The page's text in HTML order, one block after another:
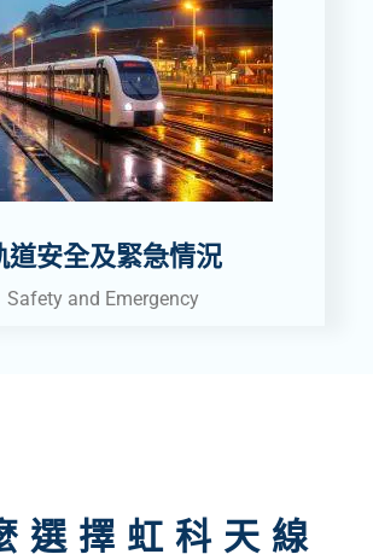
道安全及緊急情況
Safety and Emergency
選擇虹科天線